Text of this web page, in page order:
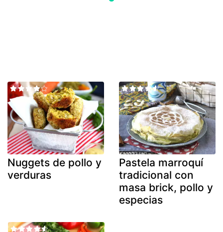
Nuggets de pollo y
verduras
Pastela marroquí
tradicional con
masa brick, pollo y
especias